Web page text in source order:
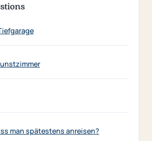
man spätestens anreisen?